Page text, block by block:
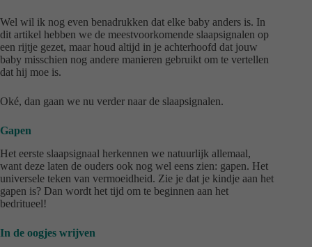
Wel wil ik nog even benadrukken dat elke baby anders is. In
dit artikel hebben we de meestvoorkomende slaapsignalen op
een rijtje gezet, maar houd altijd in je achterhoofd dat jouw
baby misschien nog andere manieren gebruikt om te vertellen
dat hij moe is.
Oké, dan gaan we nu verder naar de slaapsignalen.
Gapen
Het eerste slaapsignaal herkennen we natuurlijk allemaal,
want deze laten de ouders ook nog wel eens zien: gapen. Het
universele teken van vermoeidheid. Zie je dat je kindje aan het
gapen is? Dan wordt het tijd om te beginnen aan het
bedritueel!
In de oogjes wrijven